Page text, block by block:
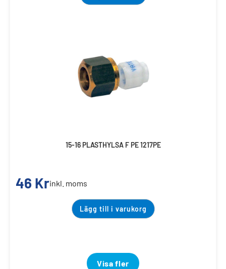
15-16 PLASTHYLSA F PE 1217PE
46 Krinkl. moms
Lägg till i varukorg
Visa fler